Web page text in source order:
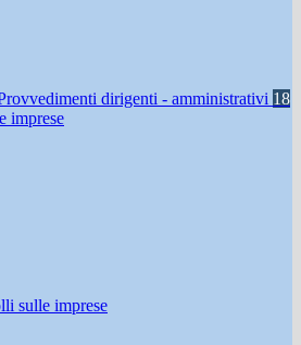
dirigenti - amministrativi 18
imprese
sulle imprese